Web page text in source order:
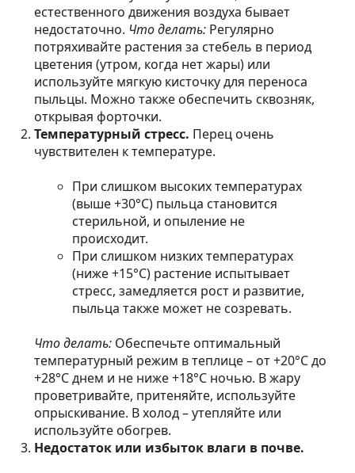
естественного движения воздуха бывает
недостаточно. Что делать:Регулярно
потряхивайте растения за стебель в период
цветения (утром, когда нет жары) или
используйте мягкую кисточку для переноса
пыльцы. Можно также обеспечить сквозняк,
открывая форточки.
Температурный стресс. Перец очень
чувствителен к температуре.
При слишком высоких температурах
(выше +30°C) пыльца становится
стерильной, и опыление не
происходит.
При слишком низких температурах
(ниже +15°C) растение испытывает
стресс, замедляется рост и развитие,
пыльца также может не созревать.
Что делать:Обеспечьте оптимальный
температурный режим в теплице – от +20°C до
+28°C днем и не ниже +18°C ночью. В жару
проветривайте, притеняйте, используйте
опрыскивание. В холод – утепляйте или
используйте обогрев.
Недостаток или избыток влаги в почве.